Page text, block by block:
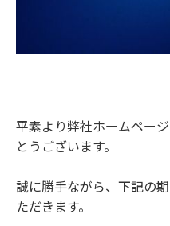
平素より弊社ホームペー
とうございます。
誠に勝手ながら、下記の
ただきます。